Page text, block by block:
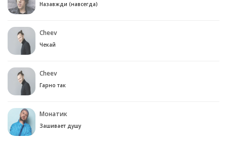
Назавжди (навсегда)
Cheev
Чекай
Cheev
Гарно так
Монатик
Зашивает душу